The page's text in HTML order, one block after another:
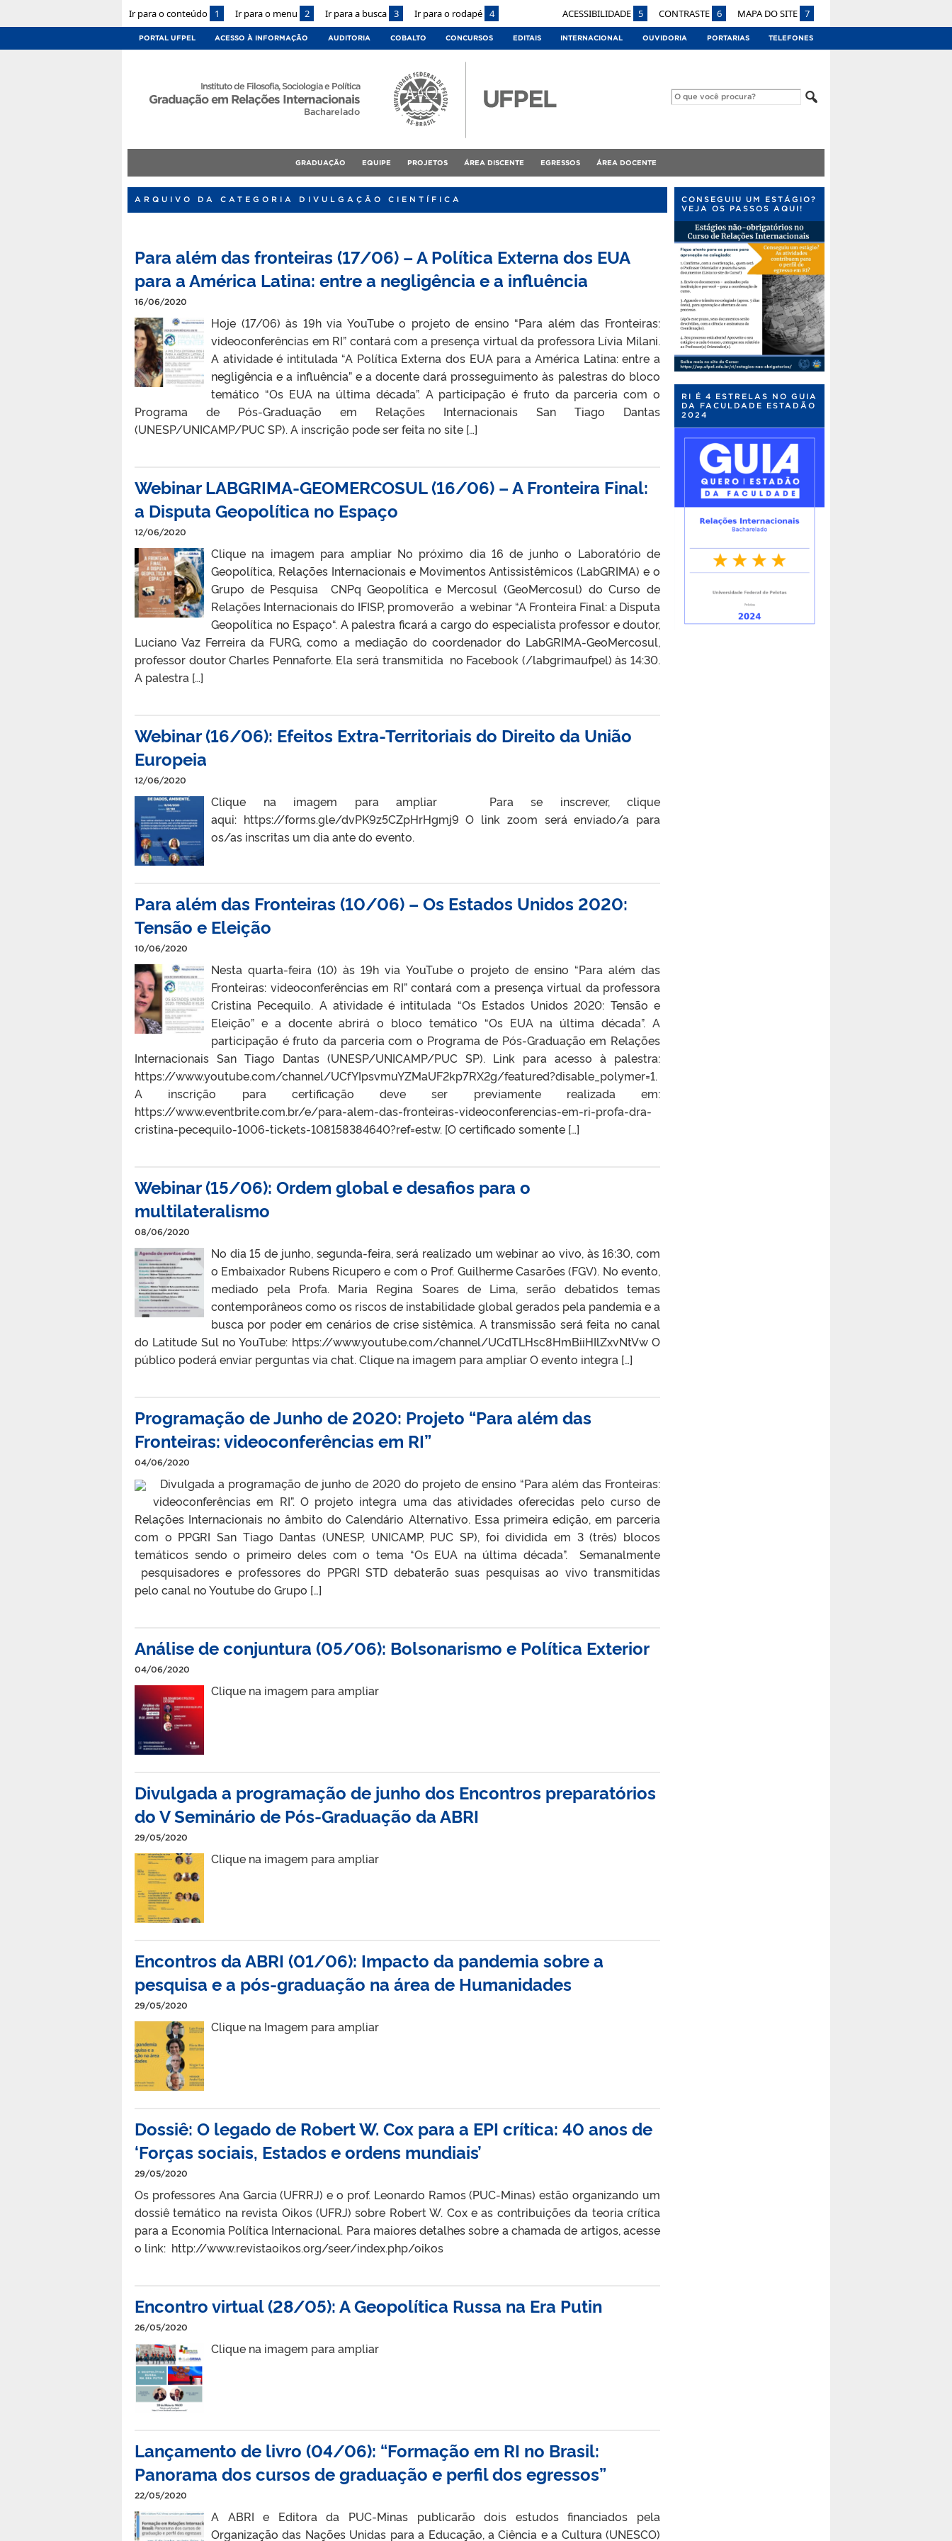
Ir para o conteúdo 1 Ir para o menu 2 Ir para a busca 3 Ir para o rodapé 4 ACESSIBILIDADE 5 CONTRASTE 6 MAPA DO SITE 7
PORTAL UFPEL ACESSO À INFORMAÇÃO AUDITORIA COBALTO CONCURSOS EDITAIS INTERNACIONAL OUVIDORIA PORTARIAS TELEFONES
Instituto de Filosofia, Sociologia e Política
Graduação em Relações Internacionais
Bacharelado
GRADUAÇÃO EQUIPE PROJETOS ÁREA DISCENTE EGRESSOS ÁREA DOCENTE
ARQUIVO DA CATEGORIA DIVULGAÇÃO CIENTÍFICA
Para além das fronteiras (17/06) – A Política Externa dos EUA
para a América Latina: entre a negligência e a influência
16/06/2020
Hoje (17/06) às 19h via YouTube o projeto de ensino “Para além das Fronteiras:
videoconferências em RI” contará com a presença virtual da professora Lívia Milani.
A atividade é intitulada “A Política Externa dos EUA para a América Latina: entre a
negligência e a influência” e a docente dará prosseguimento às palestras do bloco
temático “Os EUA na última década”. A participação é fruto da parceria com o
Programa de Pós-Graduação em Relações Internacionais San Tiago Dantas
(UNESP/UNICAMP/PUC SP). A inscrição pode ser feita no site […]
Webinar LABGRIMA-GEOMERCOSUL (16/06) – A Fronteira Final:
a Disputa Geopolítica no Espaço
12/06/2020
Clique na imagem para ampliar No próximo dia 16 de junho o Laboratório de
Geopolítica, Relações Internacionais e Movimentos Antissistêmicos (LabGRIMA) e o
Grupo de Pesquisa CNPq Geopolítica e Mercosul (GeoMercosul) do Curso de
Relações Internacionais do IFISP, promoverão a webinar “A Fronteira Final: a Disputa
Geopolítica no Espaço“. A palestra ficará a cargo do especialista professor e doutor,
Luciano Vaz Ferreira da FURG, como a mediação do coordenador do LabGRIMA-GeoMercosul,
professor doutor Charles Pennaforte. Ela será transmitida no Facebook (/labgrimaufpel) às 14:30.
A palestra […]
Webinar (16/06): Efeitos Extra-Territoriais do Direito da União
Europeia
12/06/2020
Clique na imagem para ampliar Para se inscrever, clique
aqui: https://forms.gle/dvPK9z5CZpHrHgmj9 O link zoom será enviado/a para
os/as inscritas um dia ante do evento.
Para além das Fronteiras (10/06) – Os Estados Unidos 2020:
Tensão e Eleição
10/06/2020
Nesta quarta-feira (10) às 19h via YouTube o projeto de ensino “Para além das
Fronteiras: videoconferências em RI” contará com a presença virtual da professora
Cristina Pecequilo. A atividade é intitulada “Os Estados Unidos 2020: Tensão e
Eleição” e a docente abrirá o bloco temático “Os EUA na última década”. A
participação é fruto da parceria com o Programa de Pós-Graduação em Relações
Internacionais San Tiago Dantas (UNESP/UNICAMP/PUC SP). Link para acesso à palestra:
https://www.youtube.com/channel/UCfYIpsvmuYZMaUF2kp7RX2g/featured?disable_polymer=1.
A inscrição para certificação deve ser previamente realizada em:
https://www.eventbrite.com.br/e/para-alem-das-fronteiras-videoconferencias-em-ri-profa-dra-
cristina-pecequilo-1006-tickets-108158384640?ref=estw. [O certificado somente […]
Webinar (15/06): Ordem global e desafios para o
multilateralismo
08/06/2020
No dia 15 de junho, segunda-feira, será realizado um webinar ao vivo, às 16:30, com
o Embaixador Rubens Ricupero e com o Prof. Guilherme Casarões (FGV). No evento,
mediado pela Profa. Maria Regina Soares de Lima, serão debatidos temas
contemporâneos como os riscos de instabilidade global gerados pela pandemia e a
busca por poder em cenários de crise sistêmica. A transmissão será feita no canal
do Latitude Sul no YouTube: https://www.youtube.com/channel/UCdTLHsc8HmBiiHIlZxvNtVw O
público poderá enviar perguntas via chat. Clique na imagem para ampliar O evento integra […]
Programação de Junho de 2020: Projeto “Para além das
Fronteiras: videoconferências em RI”
04/06/2020
Divulgada a programação de junho de 2020 do projeto de ensino “Para além das Fronteiras:
videoconferências em RI”. O projeto integra uma das atividades oferecidas pelo curso de
Relações Internacionais no âmbito do Calendário Alternativo. Essa primeira edição, em parceria
com o PPGRI San Tiago Dantas (UNESP, UNICAMP, PUC SP), foi dividida em 3 (três) blocos
temáticos sendo o primeiro deles com o tema “Os EUA na última década”. Semanalmente
pesquisadores e professores do PPGRI STD debaterão suas pesquisas ao vivo transmitidas
pelo canal no Youtube do Grupo […]
Análise de conjuntura (05/06): Bolsonarismo e Política Exterior
04/06/2020
Clique na imagem para ampliar
Divulgada a programação de junho dos Encontros preparatórios
do V Seminário de Pós-Graduação da ABRI
29/05/2020
Clique na imagem para ampliar
Encontros da ABRI (01/06): Impacto da pandemia sobre a
pesquisa e a pós-graduação na área de Humanidades
29/05/2020
Clique na Imagem para ampliar
Dossiê: O legado de Robert W. Cox para a EPI crítica: 40 anos de
‘Forças sociais, Estados e ordens mundiais’
29/05/2020
Os professores Ana Garcia (UFRRJ) e o prof. Leonardo Ramos (PUC-Minas) estão organizando um
dossiê temático na revista Oikos (UFRJ) sobre Robert W. Cox e as contribuições da teoria crítica
para a Economia Política Internacional. Para maiores detalhes sobre a chamada de artigos, acesse
o link: http://www.revistaoikos.org/seer/index.php/oikos
Encontro virtual (28/05): A Geopolítica Russa na Era Putin
26/05/2020
Clique na imagem para ampliar
Lançamento de livro (04/06): “Formação em RI no Brasil:
Panorama dos cursos de graduação e perfil dos egressos”
22/05/2020
A ABRI e Editora da PUC-Minas publicarão dois estudos financiados pela
Organização das Nações Unidas para a Educação, a Ciência e a Cultura (UNESCO)
CONSEGUIU UM ESTÁGIO?
VEJA OS PASSOS AQUI!
RI É 4 ESTRELAS NO GUIA
DA FACULDADE ESTADÃO
2024